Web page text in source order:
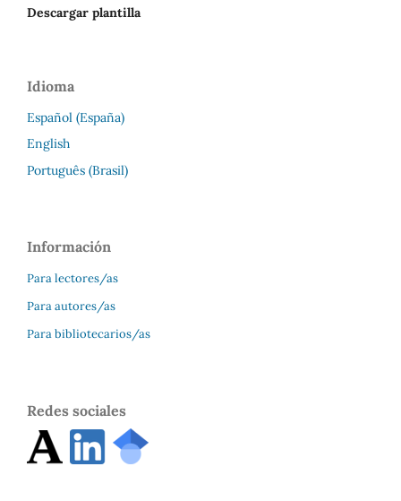
Descargar plantilla
Idioma
Español (España)
English
Português (Brasil)
Información
Para lectores/as
Para autores/as
Para bibliotecarios/as
Redes sociales